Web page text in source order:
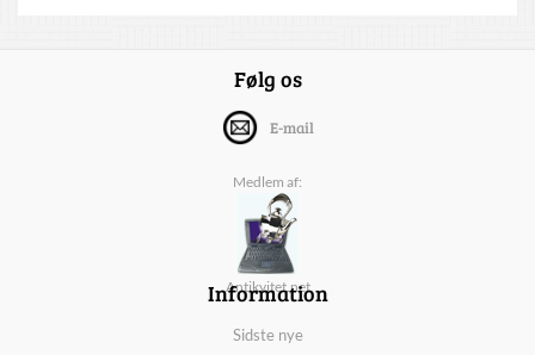
Følg os
E-mail
Medlem af:
Antikvitet.net
Information
Sidste nye